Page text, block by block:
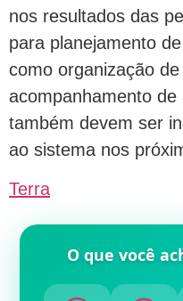
nos resultados das
para planejamento
como organização
acompanhamento
também devem ser
ao sistema nos
Terra
O que você